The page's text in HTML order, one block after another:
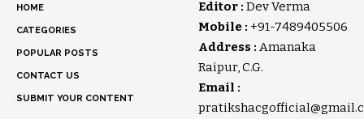
HOME
CATEGORIES
POPULAR POSTS
CONTACT US
SUBMIT YOUR CONTENT
Editor : Dev Verma
Mobile : +91-7489405506
Address : Amanaka
Raipur, C.G.
Email :